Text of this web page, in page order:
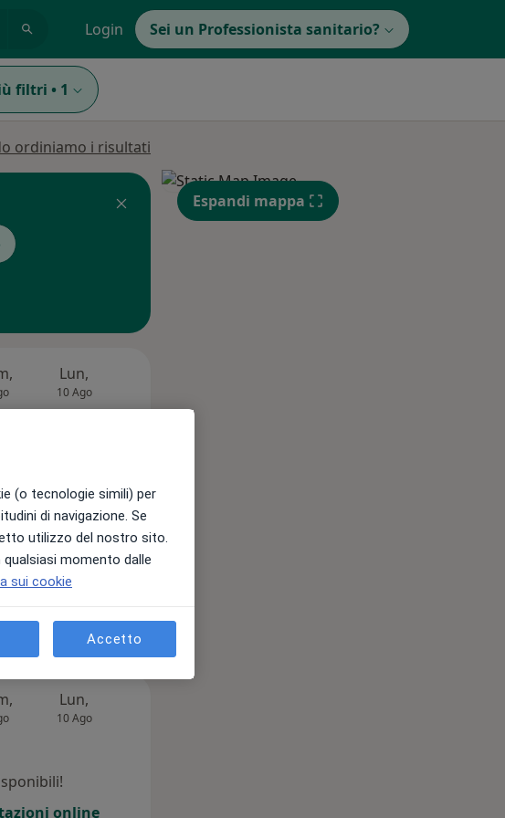
Login Sei un Professionista sanitario?
filtri • 1
ordiniamo i risultati
Lun,
10 Ago
online
Lun,
10 Ago
online
Espandi mappa
(o tecnologie simili) per
di navigazione. Se
utilizzo del nostro sito.
momento dalle
sui cookie
Accetto